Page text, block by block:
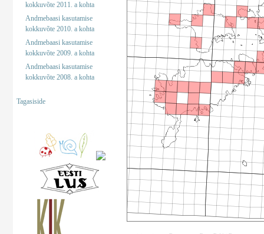
kokkuvõte 2011. a kohta
Andmebaasi kasutamise
kokkuvõte 2010. a kohta
Andmebaasi kasutamise
kokkuvõte 2009. a kohta
Andmebaasi kasutamise
kokkuvõte 2008. a kohta
Tagasiside